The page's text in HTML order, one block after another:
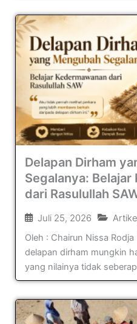
Delapan Dirham
Segalanya: Belajar
dari Rasulullah
Juli 25, 2026
Oleh : Chairun Nissa
delapan dirham mungkin
yang nilainya tidak